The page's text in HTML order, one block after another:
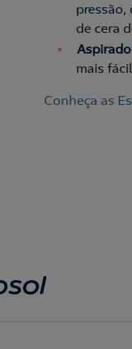
pressão,
de cera
mais
Conheça as